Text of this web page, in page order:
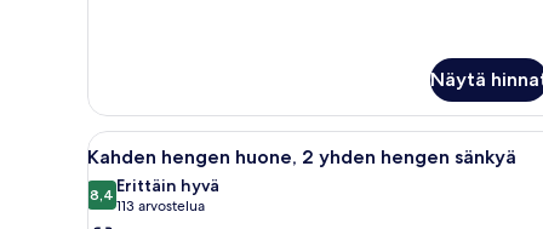
Näytä
Avaa
kaikki
huonetyypin
Parivuode tummalla
19
Kahden hengen huone, 2 yhden hengen sänkyä
8,48,4 kautta 10
Erittäin hyvä
113 arvostelua
(113